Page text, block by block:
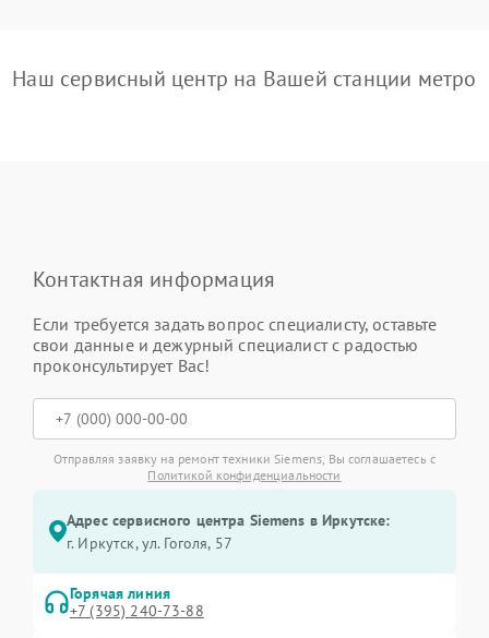
Наш сервисный центр на Вашей станции метро
Контактная информация
Если требуется задать вопрос специалисту, оставьте
свои данные и дежурный специалист с радостью
проконсультирует Вас!
Отправляя заявку на ремонт техники Siemens, Вы соглашаетесь с
Политикой конфиденциальности
Адрес сервисного центра Siemens в Иркутске:
г. Иркутск, ул. ​Гоголя, 57
Горячая линия
+7 (395) 240-73-88